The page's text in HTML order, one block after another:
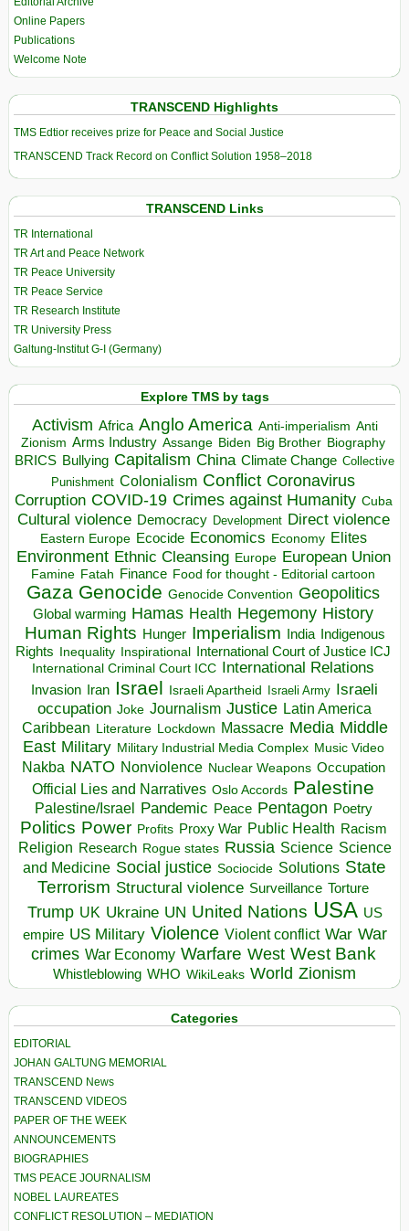
Online Papers
Publications
Welcome Note
TRANSCEND Highlights
TMS Edtior receives prize for Peace and Social Justice
TRANSCEND Track Record on Conflict Solution 1958–2018
TRANSCEND Links
TR International
TR Art and Peace Network
TR Peace University
TR Peace Service
TR Research Institute
TR University Press
Galtung-Institut G-I (Germany)
Explore TMS by tags
Activism Africa Anglo America Anti-imperialism Anti
Zionism Arms Industry Assange Biden Big Brother Biography
BRICS Bullying Capitalism China Climate Change Collective
Punishment Colonialism Conflict Coronavirus
Corruption COVID-19 Crimes against Humanity Cuba
Cultural violence Democracy Development Direct violence
Eastern Europe Ecocide Economics Economy Elites
Environment Ethnic Cleansing Europe European Union
Famine Fatah Finance Food for thought - Editorial cartoon
Gaza Genocide Genocide Convention Geopolitics
Global warming Hamas Health Hegemony History
Human Rights Hunger Imperialism India Indigenous
Rights
Inequality Inspirational
International Court of Justice ICJ
International Criminal Court ICC
International Relations
Invasion Iran Israel Israeli Apartheid Israeli Army Israeli
occupation Joke Journalism Justice Latin America
Caribbean Literature Lockdown Massacre Media Middle
East Military Military Industrial Media Complex Music Video
Nakba NATO Nonviolence Nuclear Weapons Occupation
Official Lies and Narratives Oslo Accords Palestine
Palestine/Israel Pandemic Peace Pentagon Poetry
Politics Power Profits Proxy War Public Health Racism
Religion Research Rogue states Russia Science Science
and Medicine Social justice Sociocide Solutions State
Terrorism Structural violence Surveillance Torture
Trump UK Ukraine UN United Nations USA US
empire US Military Violence Violent conflict War War
crimes War Economy Warfare West West Bank
Whistleblowing WHO WikiLeaks World Zionism
Categories
EDITORIAL
JOHAN GALTUNG MEMORIAL
TRANSCEND News
TRANSCEND VIDEOS
PAPER OF THE WEEK
ANNOUNCEMENTS
BIOGRAPHIES
TMS PEACE JOURNALISM
NOBEL LAUREATES
CONFLICT RESOLUTION – MEDIATION